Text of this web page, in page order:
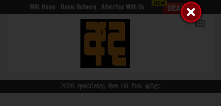
WNL Home Home Delivery Advertise With Us
2026 අගෝස්තු මස 09 වන ඉරිදා